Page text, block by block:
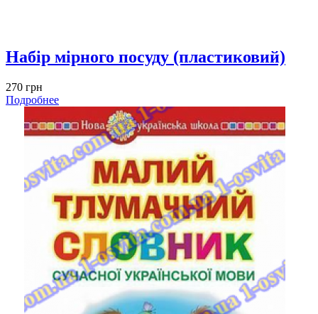
Набір мірного посуду (пластиковий)
270 грн
Подробнее